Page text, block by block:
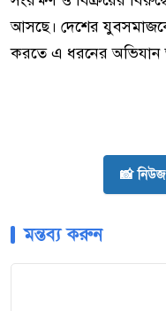
আসছে। দেশের
করতে এ ধরনের অভিযান
📸
মন্তব্য করুন